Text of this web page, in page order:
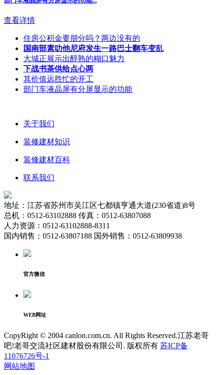
查看详情
住房公积金要朋分吗？两边没有的
国南部素叻他尼府发生一路巴士翻车变乱
大城正展示出醇熟的糊口魅力
下战书茶供给点心两
其价值远胜忙的开工
部门车液晶屏有分屏显示的功能
关于我们
装修建材知识
装修建材百科
联系我们
地址：江苏省苏州市吴江区七都镇亨通大道(230省道)8号
总机：0512-63102888 传真：0512-63807088
人力资源：0512-63102888-8311
国内销售：0512-63807188 国外销售：0512-63809938
官方微信
WEB网址
CopyRight © 2004 canlon.com.cn. All Rights Reserved.江苏老哥
吧!老哥交流社区建材股份有限公司. 版权所有 苏ICP备
11076726号-1
网站地图